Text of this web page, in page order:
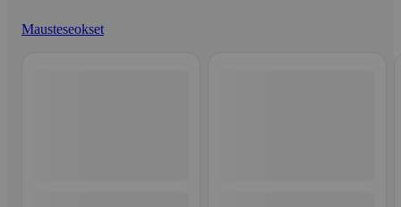
Mausteseokset